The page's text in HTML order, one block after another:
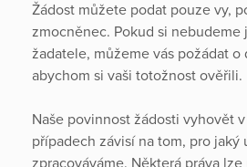
Žádost můžete podat pouze vy,
zmocněnec. Pokud si
žadatele, můžeme vás požádat o
abychom si vaši totožnost ověřili.
Naše povinnost žádosti vyhovět
případech závisí na tom, pro jaký
zpracováváme. Některá práva